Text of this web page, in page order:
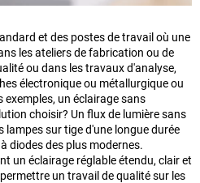
et des postes de travail où une
les ateliers de fabrication ou de
ou dans les travaux d'analyse,
électronique ou métallurgique ou
exemples, un éclairage sans
choisir? Un flux de lumière sans
lampes sur tige d'une longue durée
diodes des plus modernes.
un éclairage réglable étendu, clair et
un travail de qualité sur les